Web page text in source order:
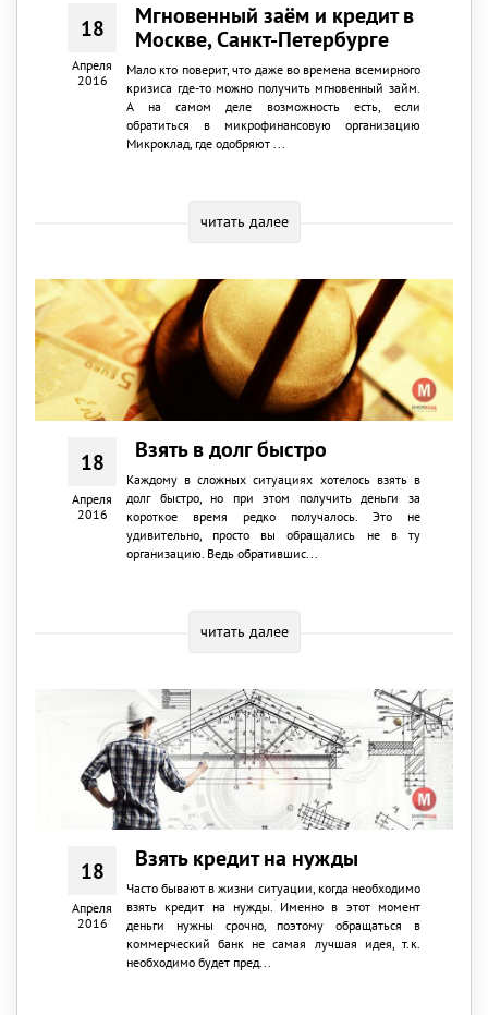
18
Апреля
2016
Мгновенный заём и кредит в
Москве, Санкт-Петербурге
Мало кто поверит, что даже во времена всемирного
кризиса где-то можно получить мгновенный займ.
А на самом деле возможность есть, если
обратиться в микрофинансовую организацию
Микроклад, где одобряют ...
читать далее
18
Апреля
2016
Взять в долг быстро
Каждому в сложных ситуациях хотелось взять в
долг быстро, но при этом получить деньги за
короткое время редко получалось. Это не
удивительно, просто вы обращались не в ту
организацию. Ведь обратившис...
читать далее
18
Апреля
2016
Взять кредит на нужды
Часто бывают в жизни ситуации, когда необходимо
взять кредит на нужды. Именно в этот момент
деньги нужны срочно, поэтому обращаться в
коммерческий банк не самая лучшая идея, т.к.
необходимо будет пред...